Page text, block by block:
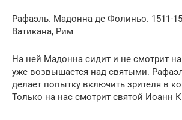
Рафаэль. Мадонна де Фолиньо. 1511-
Ватикана, Рим
На ней Мадонна сидит и не смотрит
уже возвышается над святыми.
делает попытку включить зрителя в
Только на нас смотрит святой Иоанн